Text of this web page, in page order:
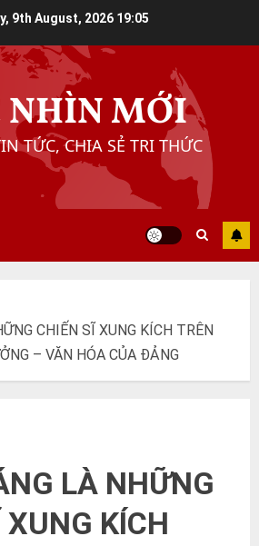
9th August, 2026 19:05
NHÌN MỚI
TỨC, CHIA SẺ TRI THỨC
CHIẾN SĨ XUNG KÍCH TRÊN
– VĂN HÓA CỦA ĐẢNG
LÀ NHỮNG
KÍCH